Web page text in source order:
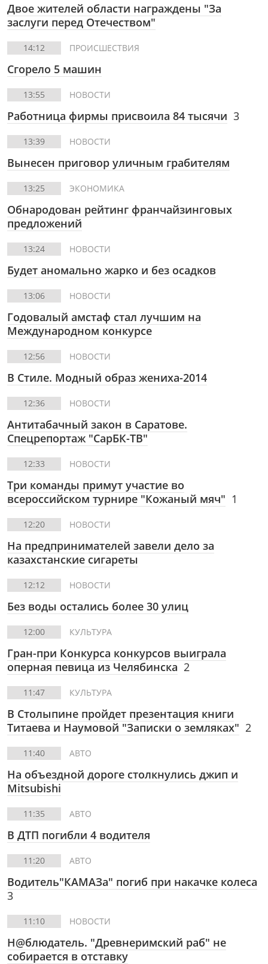
Двое жителей области награждены "За
заслуги перед Отечеством"
14:12 ПРОИСШЕСТВИЯ
Сгорело 5 машин
13:55 НОВОСТИ
Работница фирмы присвоила 84 тысячи 3
13:39 НОВОСТИ
Вынесен приговор уличным грабителям
13:25 ЭКОНОМИКА
Обнародован рейтинг франчайзинговых
предложений
13:24 НОВОСТИ
Будет аномально жарко и без осадков
13:06 НОВОСТИ
Годовалый амстаф стал лучшим на
Международном конкурсе
12:56 НОВОСТИ
В Стиле. Модный образ жениха-2014
12:36 НОВОСТИ
Антитабачный закон в Саратове.
Спецрепортаж "СарБК-ТВ"
12:33 НОВОСТИ
Три команды примут участие во
всероссийском турнире "Кожаный мяч" 1
12:20 НОВОСТИ
На предпринимателей завели дело за
казахстанские сигареты
12:12 НОВОСТИ
Без воды остались более 30 улиц
12:00 КУЛЬТУРА
Гран-при Конкурса конкурсов выиграла
оперная певица из Челябинска 2
11:47 КУЛЬТУРА
В Столыпине пройдет презентация книги
Титаева и Наумовой "Записки о земляках" 2
11:40 АВТО
На объездной дороге столкнулись джип и
Mitsubishi
11:35 АВТО
В ДТП погибли 4 водителя
11:20 АВТО
Водитель"КАМАЗа" погиб при накачке колеса
3
11:10 НОВОСТИ
Н@блюдатель. "Древнеримский раб" не
собирается в отставку